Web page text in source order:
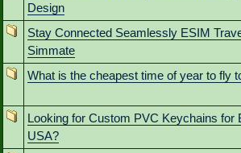
Design
Stay Connected Seamlessly ESIM
Simmate
What is the cheapest time of year to fly
Looking for Custom PVC Keychains for
USA?